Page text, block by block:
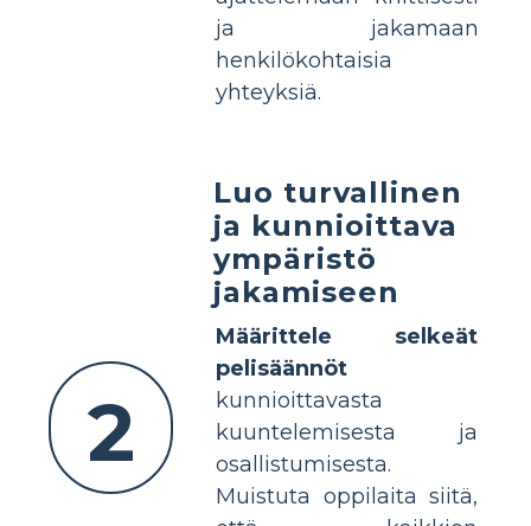
ja jakamaan
henkilökohtaisia
yhteyksiä.
2
Luo turvallinen
ja kunnioittava
ympäristö
jakamiseen
Määrittele selkeät
pelisäännöt
kunnioittavasta
kuuntelemisesta ja
osallistumisesta.
Muistuta oppilaita siitä,